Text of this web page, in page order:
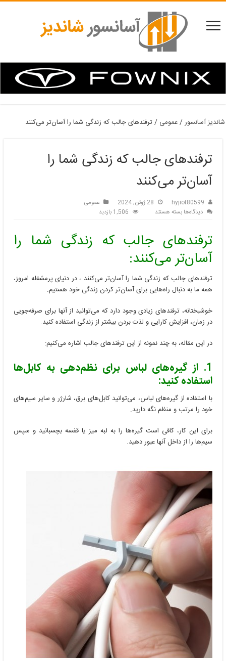
شاندیز آسانسور/عمومی /ترفندهای جالب که زندگی شما را آسان‌تر می‌کنند
ترفندهای جالب که زندگی شما را
آسان‌تر می‌کنند
hyjiot80599 28 ژوئن, 2024
عمومی
دیدگاه‌هابرای
که
زندگی
شما
آسان‌تر
می‌کنند
بسته هستند 1,506 بازدید
ترفندهای جالب که زندگی شما را
آسان‌تر می‌کنند:
ترفندهای جالب که زندگی شما را آسان‌تر می‌کنند ، در دنیای پرمشغله امروز،
همه ما به دنبال راه‌هایی برای آسان‌تر کردن زندگی خود هستیم.
خوشبختانه، ترفندهای زیادی وجود دارد که می‌توانید از آنها برای صرفه‌جویی
در زمان، افزایش کارایی و لذت بردن بیشتر از زندگی استفاده کنید.
در این مقاله، به چند نمونه از این ترفندهای جالب اشاره می‌کنیم:
1. از گیره‌های لباس برای نظم‌دهی به کابل‌ها
استفاده کنید:
با استفاده از گیره‌های لباس، می‌توانید کابل‌های برق، شارژر و سایر سیم‌های
خود را مرتب و منظم نگه دارید.
برای این کار، کافی است گیره‌ها را به لبه میز یا قفسه بچسبانید و سپس
سیم‌ها را از داخل آنها عبور دهید.